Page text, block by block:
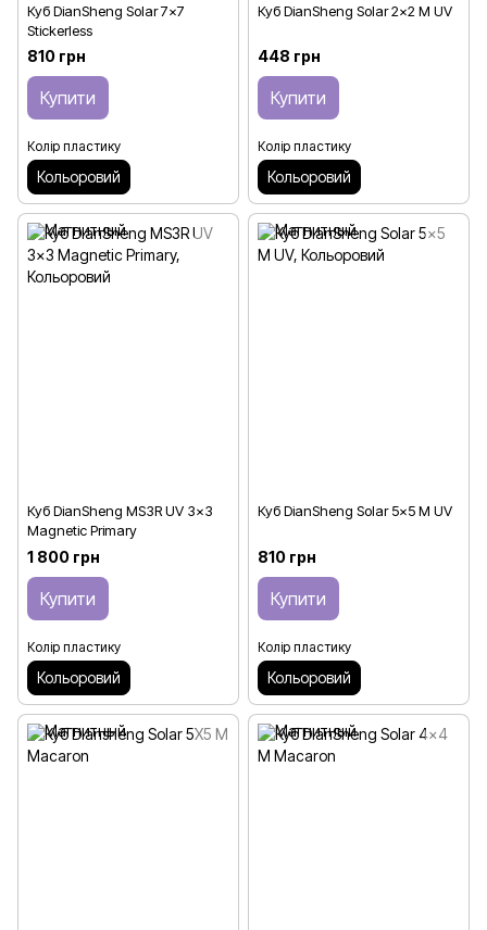
Куб DianSheng Solar 7x7
Stickerless
810 грн
Купити
Колір пластику
Кольоровий
Куб DianSheng Solar 2x2 M UV
448 грн
Купити
Колір пластику
Кольоровий
Куб DianSheng MS3R UV 3x3
Magnetic Primary
1 800 грн
Купити
Колір пластику
Кольоровий
Куб DianSheng Solar 5x5 M UV
810 грн
Купити
Колір пластику
Кольоровий